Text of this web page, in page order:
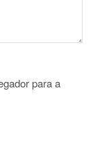
para a